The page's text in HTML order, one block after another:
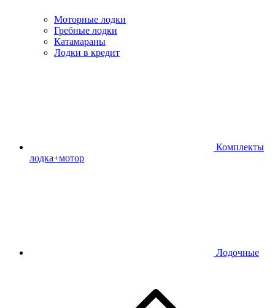
Моторные лодки
Гребные лодки
Катамараны
Лодки в кредит
Комплекты
лодка+мотор
Лодочные